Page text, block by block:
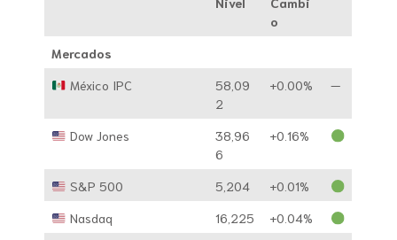
o
Mercados
México IPC
58,09
2
+0.00% —
Dow Jones
38,96
6
+0.16%
S&P 500 5,204
+0.01%
Nasdaq
16,225
+0.04%